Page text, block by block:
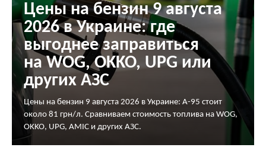
Цены на бензин 9 августа
2026 в Украине: где
выгоднее заправиться
на WOG, OKKO, UPG или
других АЗС
Цены на бензин 9 августа 2026 в Украине: А-95 стоит
около 81 грн/л. Сравниваем стоимость топлива на WOG,
OKKO, UPG, AMIC и других АЗС.